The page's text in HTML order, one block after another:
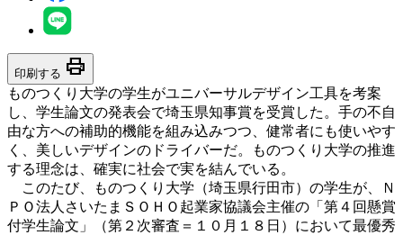
印刷する print
ものつくり大学の学生がユニバーサルデザイン工具を考案
し、学生論文の発表会で埼玉県知事賞を受賞した。手の不自
由な方への補助的機能を組み込みつつ、健常者にも使いやす
く、美しいデザインのドライバーだ。ものつくり大学の推進
する理念は、確実に社会で実を結んでいる。
このたび、ものつくり大学（埼玉県行田市）の学生が、Ｎ
ＰＯ法人さいたまＳＯＨＯ起業家協議会主催の「第４回懸賞
付学生論文」（第２次審査＝１０月１８日）において最優秀